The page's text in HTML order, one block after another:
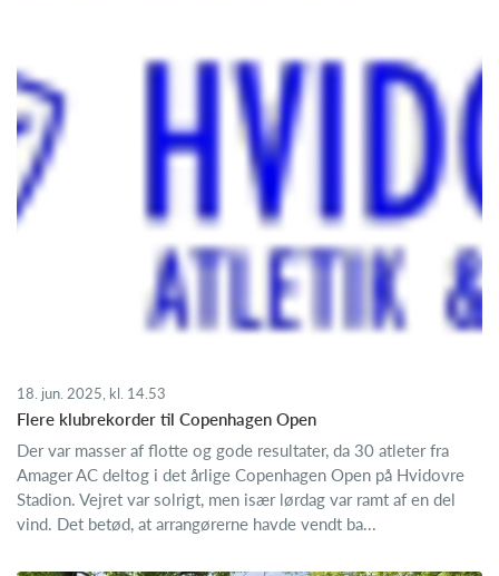
18. jun. 2025, kl. 14.53
Flere klubrekorder til Copenhagen Open
Der var masser af flotte og gode resultater, da 30 atleter fra
Amager AC deltog i det årlige Copenhagen Open på Hvidovre
Stadion. Vejret var solrigt, men især lørdag var ramt af en del
vind. Det betød, at arrangørerne havde vendt ba...